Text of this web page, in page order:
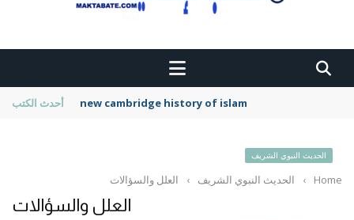
أحدث الكتب new cambridge history of islam
الحديث النبوي الشريف
Home
› الحديث النبوي الشريف › العلل والسؤالات
العلل والسؤالات